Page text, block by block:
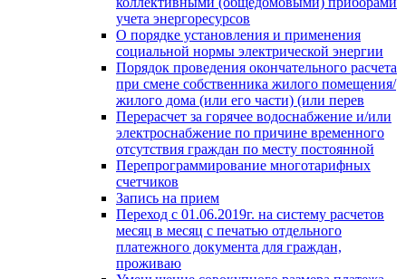
учета энергоресурсов
О порядке установления и применения
социальной нормы электрической энергии
Порядок проведения окончательного расчета
при смене собственника жилого помещения/
жилого дома (или его части) (или перев
Перерасчет за горячее водоснабжение и/или
электроснабжение по причине временного
отсутствия граждан по месту постоянной
Перепрограммирование многотарифных
счетчиков
Запись на прием
Переход с 01.06.2019г. на систему расчетов
месяц в месяц с печатью отдельного
платежного документа для граждан,
проживаю